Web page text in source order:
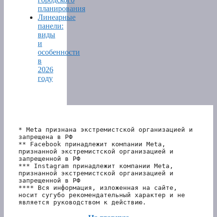
планирования
Линеарные
панели:
виды
и
особенности
в
2026
году
* Meta признана экстремистской организацией и
запрещена в РФ
** Facebook принадлежит компании Meta,
признанной экстремистской организацией и
запрещенной в РФ
*** Instagram принадлежит компании Meta,
признанной экстремистской организацией и
запрещенной в РФ
**** Вся информация, изложенная на сайте,
носит сугубо рекомендательный характер и не
является руководством к действию.